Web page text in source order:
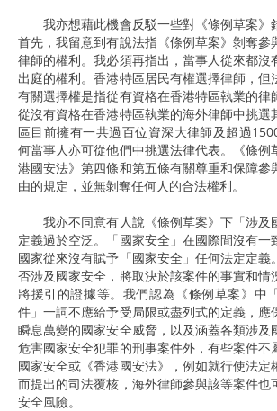
我亦想藉此機會反駁一些對《條例草案》
首先，我留意到有說法指《條例草案》剝奪參
律師的權利。我必須再指出，當事人從來都沒
出庭的權利。香港特區居民有權選擇律師，但
有關選擇權是指從有資格在香港特區執業的律
從沒有資格在香港特區執業的海外律師中挑選
區目前擁有一共過百位資深大律師及超過
何當事人亦可從他們中挑選法律代表。《條例
港國安法》第四條和第五條有關尊重和保障參
由的規定，並無剝奪任何人的合法權利。
我亦不同意有人說《條例草案》下「涉及
定義過於空泛。「國家安全」在國際間沒有一
國家從來沒有賦予「國家安全」任何法定定義
否涉及國家安全，將取決於該案件的事實和情
將援引的證據等。我們認為《條例草案》中
件」一詞不應給予受局限或盡列式的定義，應
瞬息萬變的國家安全威脅，以及涵蓋各類涉及
危害國家安全犯罪的刑事案件外，有些案件不
國家安全或《香港國安法》，例如就行使法定
而提出的司法覆核，海外律師參與該等案件也
安全風險。